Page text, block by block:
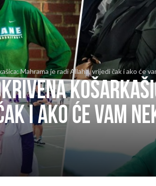
Mahrama je radi Allaha, vrijedi čak i ako će
i ako će vam